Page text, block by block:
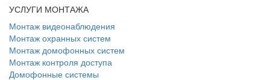
УСЛУГИ МОНТАЖА
Монтаж видеонаблюдения
Монтаж охранных систем
Монтаж домофонных систем
Монтаж контроля доступа
Домофонные системы